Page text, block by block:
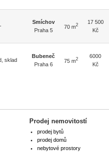
-
Smíchov
Praha 5
70 m2
17 500
Kč
sklad
Bubeneč
Praha 6
75 m2
6000
Kč
Prodej nemovitostí
prodej bytů
prodej domů
nebytové prostory